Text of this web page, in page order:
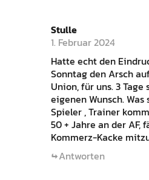
Stulle
1. Februar 2024
Hatte echt den
Sonntag den Arsch
Union, für uns. 3
eigenen Wunsch. Was
Spieler , Trainer
50 + Jahre an der AF,
Kommerz-Kacke
Antworten